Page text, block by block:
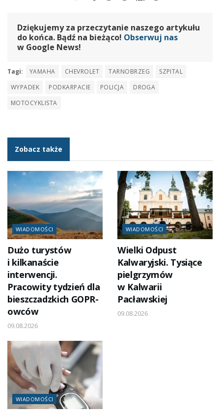
Dziękujemy za przeczytanie naszego artykułu
do końca. Bądź na bieżąco! Obserwuj nas
w Google News!
Tagi: YAMAHA CHEVROLET TARNOBRZEG
SZPITAL
WYPADEK
PODKARPACIE POLICJA
DROGA
MOTOCYKLISTA
Zobacz także
WIADOMOŚCI
Dużo turystów
i kilkanaście
interwencji.
Pracowity tydzień dla
bieszczadzkich GOPR-
owców
09.08.2026
WIADOMOŚCI
Wielki Odpust
Kalwaryjski. Tysiące
pielgrzymów
w Kalwarii
Pacławskiej
09.08.2026
WIADOMOŚCI